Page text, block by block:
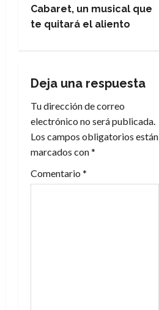
e
c
i
ó
n
Cabaret, un musical que
te quitará el aliento
Deja una respuesta
Tu dirección de correo
electrónico no será publicada.
Los campos obligatorios están
marcados con*
Comentario *